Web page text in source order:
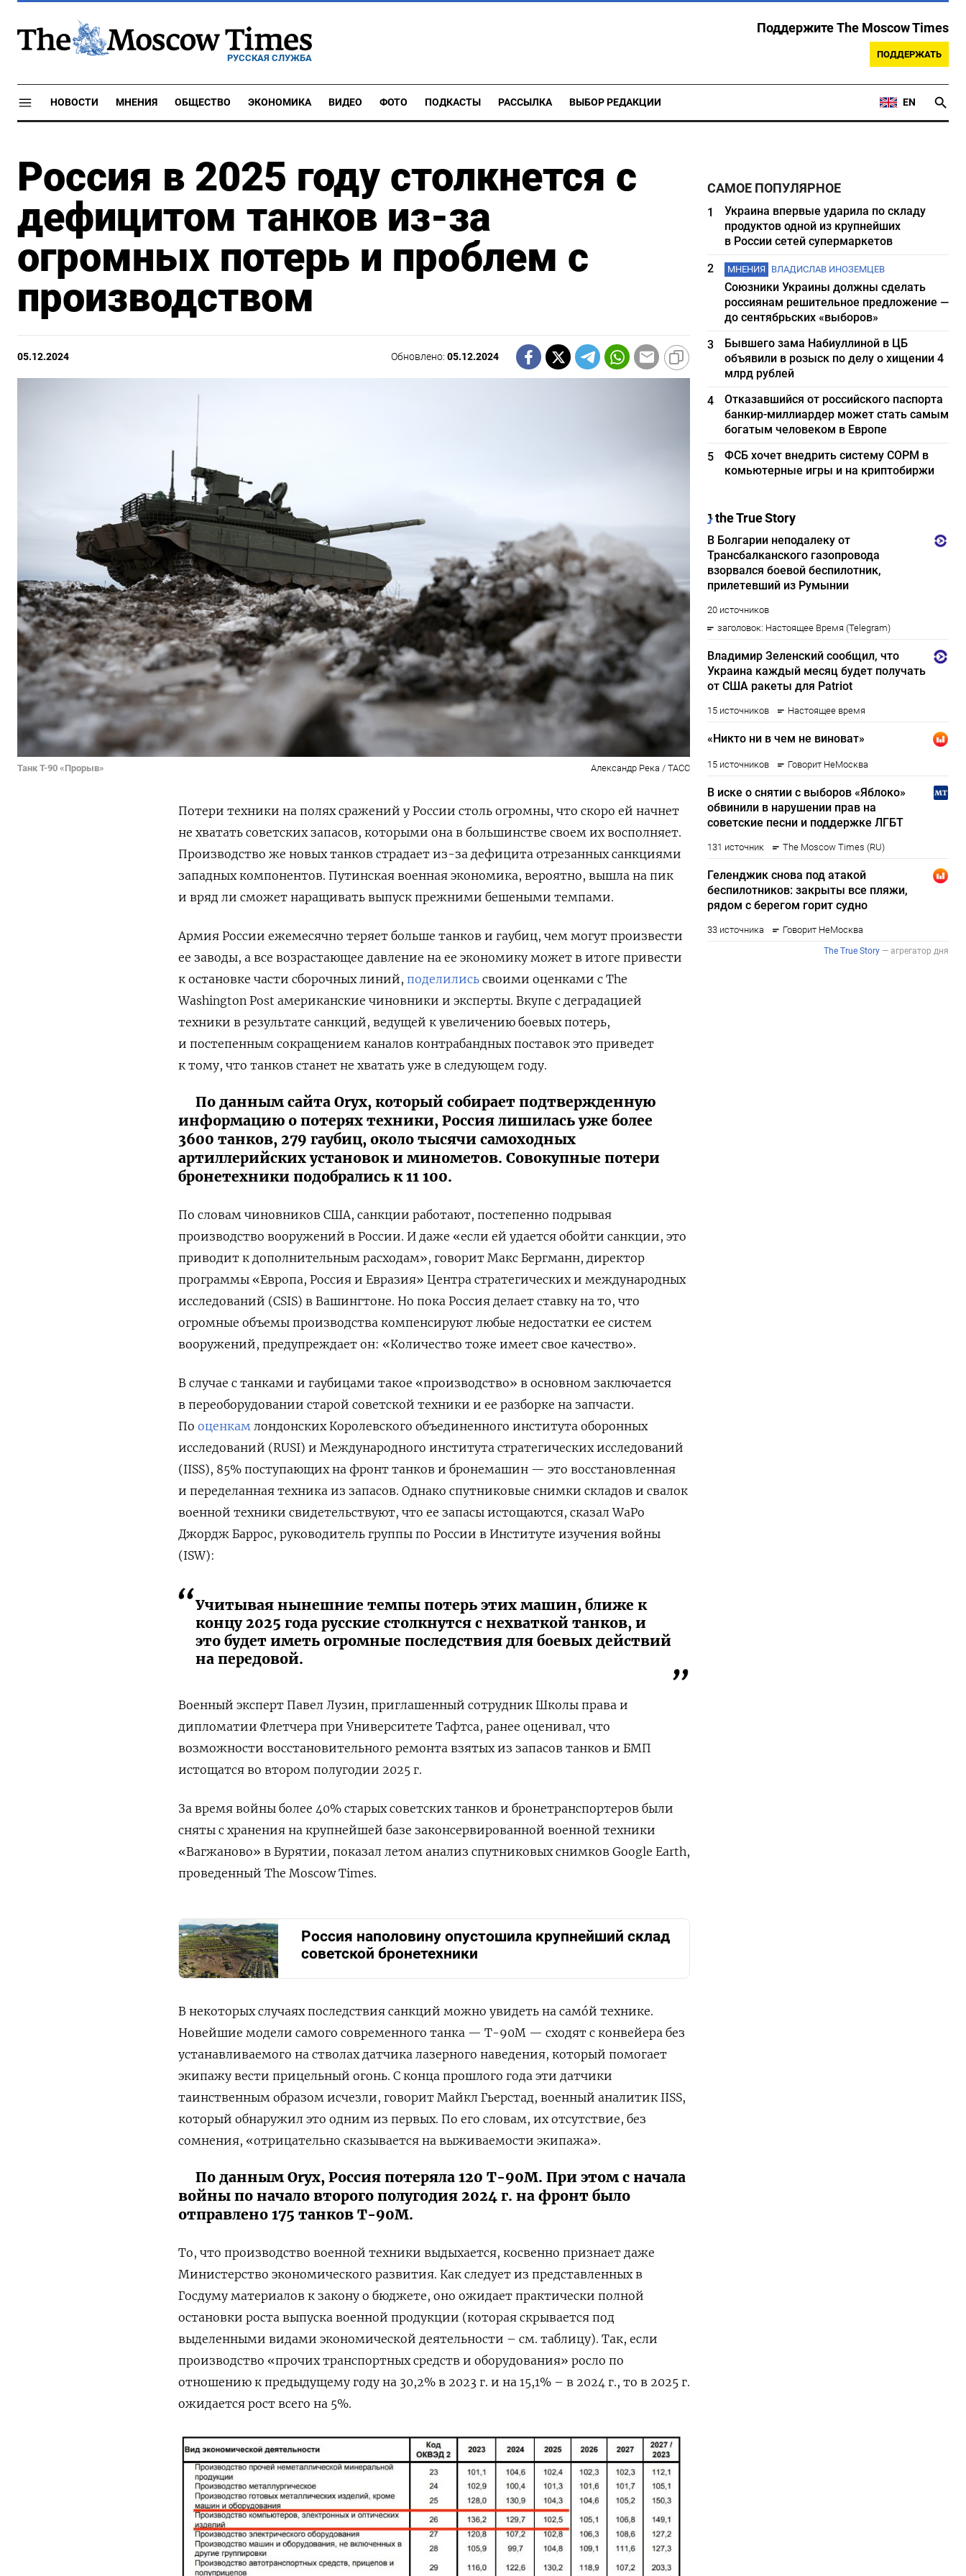
РУССКАЯ СЛУЖБА
Поддержите The Moscow Times
ПОДДЕРЖАТЬ
НОВОСТИ МНЕНИЯ ОБЩЕСТВО ЭКОНОМИКА ВИДЕО ФОТО ПОДКАСТЫ РАССЫЛКА ВЫБОР РЕДАКЦИИ EN
Россия в 2025 году столкнется с
дефицитом танков из-за
огромных потерь и проблем с
производством
05.12.2024 Обновлено:05.12.2024
Танк Т-90 «Прорыв» Александр Река / ТАСС
Потери техники на полях сражений у России столь огромны, что скоро ей начнет
не хватать советских запасов, которыми она в большинстве своем их восполняет.
Производство же новых танков страдает из-за дефицита отрезанных санкциями
западных компонентов. Путинская военная экономика, вероятно, вышла на пик
и вряд ли сможет наращивать выпуск прежними бешеными темпами.
Армия России ежемесячно теряет больше танков и гаубиц, чем могут произвести
ее заводы, а все возрастающее давление на ее экономику может в итоге привести
к остановке части сборочных линий, поделились своими оценками с The
Washington Post американские чиновники и эксперты. Вкупе с деградацией
техники в результате санкций, ведущей к увеличению боевых потерь,
и постепенным сокращением каналов контрабандных поставок это приведет
к тому, что танков станет не хватать уже в следующем году.
По данным сайта Oryx, который собирает подтвержденную
информацию о потерях техники, Россия лишилась уже более
3600 танков, 279 гаубиц, около тысячи самоходных
артиллерийских установок и минометов. Совокупные потери
бронетехники подобрались к 11 100.
По словам чиновников США, санкции работают, постепенно подрывая
производство вооружений в России. И даже «если ей удается обойти санкции, это
приводит к дополнительным расходам», говорит Макс Бергманн, директор
программы «Европа, Россия и Евразия» Центра стратегических и международных
исследований (CSIS) в Вашингтоне. Но пока Россия делает ставку на то, что
огромные объемы производства компенсируют любые недостатки ее систем
вооружений, предупреждает он: «Количество тоже имеет свое качество».
В случае с танками и гаубицами такое «производство» в основном заключается
в переоборудовании старой советской техники и ее разборке на запчасти.
По оценкам лондонских Королевского объединенного института оборонных
исследований (RUSI) и Международного института стратегических исследований
(IISS), 85% поступающих на фронт танков и бронемашин — это восстановленная
и переделанная техника из запасов. Однако спутниковые снимки складов и свалок
военной техники свидетельствуют, что ее запасы истощаются, сказал WaPo
Джордж Баррос, руководитель группы по России в Институте изучения войны
(ISW):
Учитывая нынешние темпы потерь этих машин, ближе к
концу 2025 года русские столкнутся с нехваткой танков, и
это будет иметь огромные последствия для боевых действий
на передовой.
Военный эксперт Павел Лузин, приглашенный сотрудник Школы права и
дипломатии Флетчера при Университете Тафтса, ранее оценивал, что
возможности восстановительного ремонта взятых из запасов танков и БМП
истощатся во втором полугодии 2025 г.
За время войны более 40% старых советских танков и бронетранспортеров были
сняты с хранения на крупнейшей базе законсервированной военной техники
«Вагжаново» в Бурятии, показал летом анализ спутниковых снимков Google Earth,
проведенный The Moscow Times.
Россия наполовину опустошила крупнейший склад
советской бронетехники
В некоторых случаях последствия санкций можно увидеть на самóй технике.
Новейшие модели самого современного танка — Т-90М — сходят с конвейера без
устанавливаемого на стволах датчика лазерного наведения, который помогает
экипажу вести прицельный огонь. С конца прошлого года эти датчики
таинственным образом исчезли, говорит Майкл Гьерстад, военный аналитик IISS,
который обнаружил это одним из первых. По его словам, их отсутствие, без
сомнения, «отрицательно сказывается на выживаемости экипажа».
По данным Oryx, Россия потеряла 120 Т-90М. При этом с начала
войны по начало второго полугодия 2024 г. на фронт было
отправлено 175 танков Т-90М.
То, что производство военной техники выдыхается, косвенно признает даже
Министерство экономического развития. Как следует из представленных в
Госдуму материалов к закону о бюджете, оно ожидает практически полной
остановки роста выпуска военной продукции (которая скрывается под
выделенными видами экономической деятельности – см. таблицу). Так, если
производство «прочих транспортных средств и оборудования» росло по
отношению к предыдущему году на 30,2% в 2023 г. и на 15,1% – в 2024 г., то в 2025 г.
ожидается рост всего на 5%.
САМОЕ ПОПУЛЯРНОЕ
1
Украина впервые ударила по складу
продуктов одной из крупнейших
в России сетей супермаркетов
2
МНЕНИЯ ВЛАДИСЛАВ ИНОЗЕМЦЕВ
Союзники Украины должны сделать
россиянам решительное предложение —
до сентябрьских «выборов»
3
Бывшего зама Набиуллиной в ЦБ
объявили в розыск по делу о хищении 4
млрд рублей
4
Отказавшийся от российского паспорта
банкир-миллиардер может стать самым
богатым человеком в Европе
5
ФСБ хочет внедрить систему СОРМ в
комьютерные игры и на криптобиржи